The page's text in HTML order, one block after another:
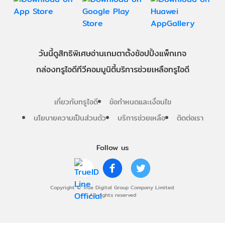
Follow us
Copyright © True Digital Group Company Limited.
All rights reserved
วันนี้ดูสิทธิพิเศษอ่านเกมตาตั้งช้อปปิ้งแพ็กเกจ
กล่องทรูไอดีทีวีคอมมูนิตี้บริการช่วยเหลือทรูไอดี
เกี่ยวกับทรูไอดี
ข้อกำหนดและเงื่อนไข
นโยบายความเป็นส่วนตัว
บริการช่วยเหลือ ติดต่อเรา